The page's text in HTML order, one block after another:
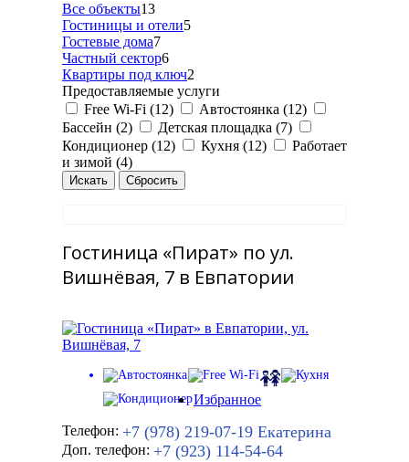
Все объекты13
Гостиницы и отели5
Гостевые дома7
Частный сектор6
Квартиры под ключ2
Предоставляемые услуги
Free Wi-Fi (12)
Автостоянка (12)
Бассейн (2)
Детская площадка (7)
Кондиционер (12)
Кухня (12)
Работает
и зимой (4)
Гостиница «Пират» по ул.
Вишнёвая, 7 в Евпатории
Избранное
Телефон: +7 (978) 219-07-19 Екатерина
Доп. телефон: +7 (923) 114-54-64